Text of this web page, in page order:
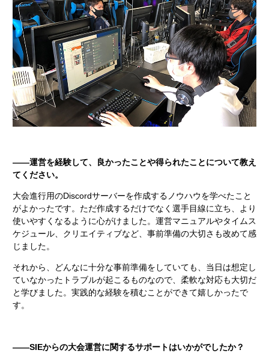
――運営を経験して、良かったことや得られたことについて教え
てください。
大会進行用のDiscordサーバーを作成するノウハウを学べたこと
がよかったです。ただ作成するだけでなく選手目線に立ち、より
使いやすくなるように心がけました。運営マニュアルやタイムス
ケジュール、クリエイティブなど、事前準備の大切さも改めて感
じました。
それから、どんなに十分な事前準備をしていても、当日は想定し
ていなかったトラブルが起こるものなので、柔軟な対応も大切だ
と学びました。実践的な経験を積むことができて嬉しかったで
す。
――SIEからの大会運営に関するサポートはいかがでしたか？